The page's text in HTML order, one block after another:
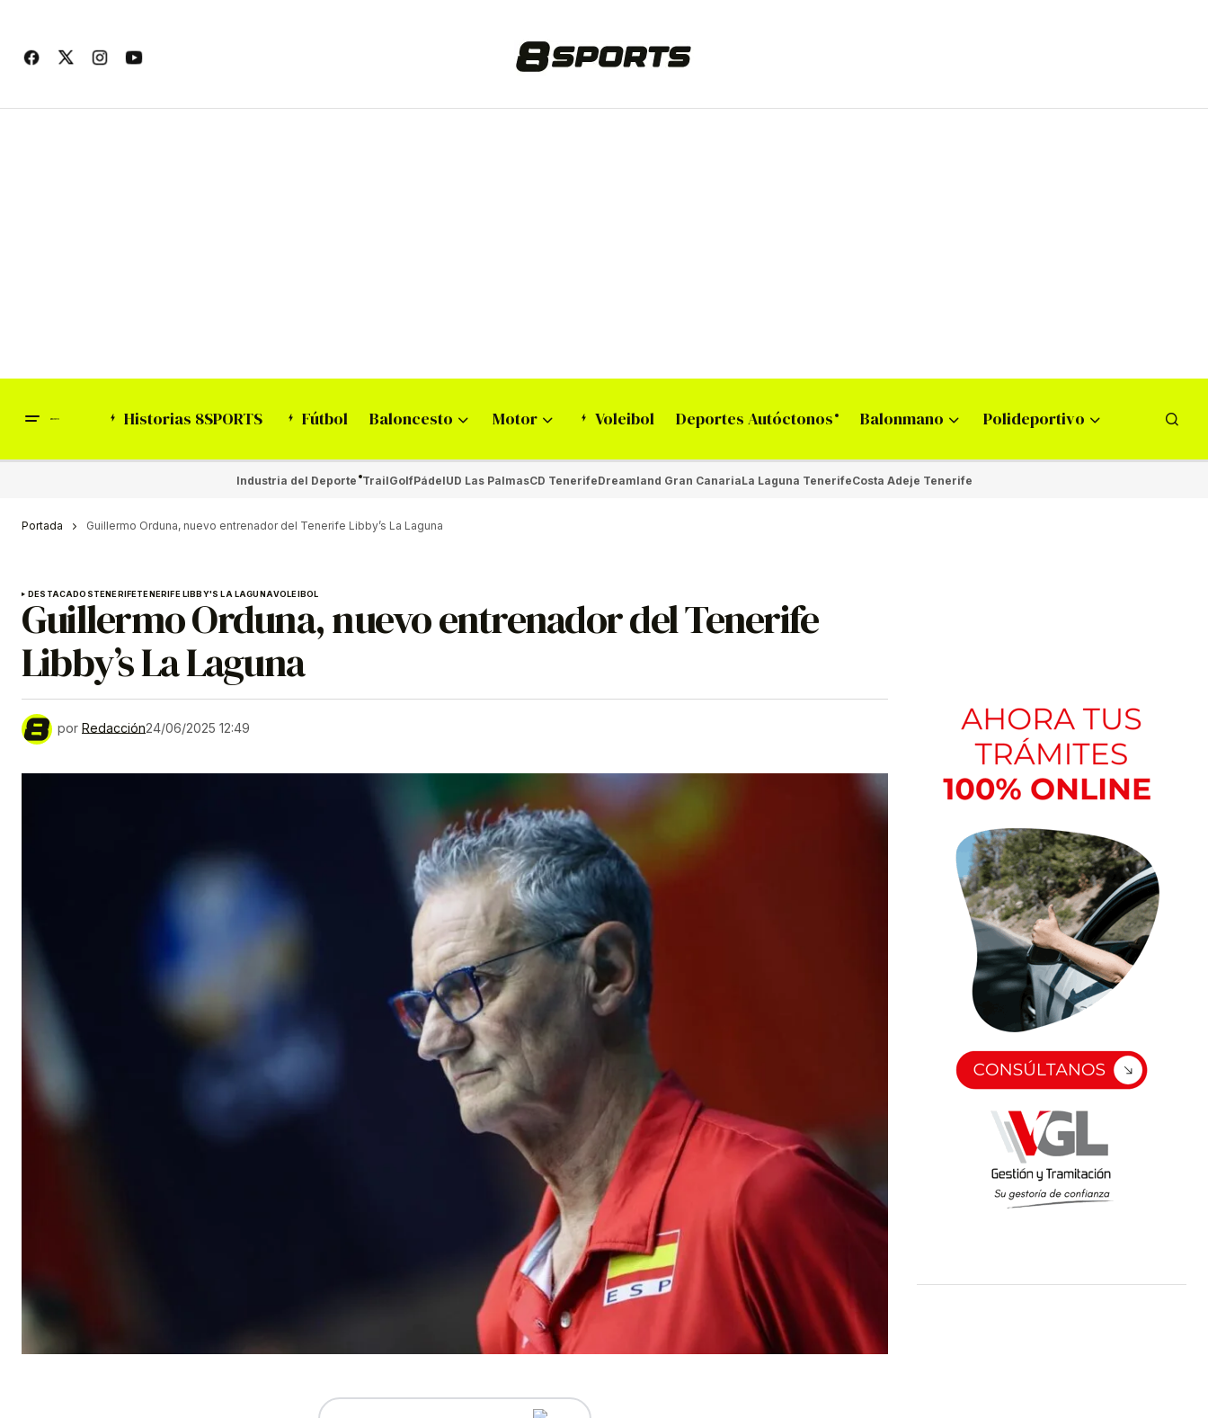
Historias 8SPORTS Fútbol Baloncesto Motor Voleibol Deportes Autóctonos Balonmano Polideportivo
Industria del Deporte TrailGolfPádelUD Las PalmasCD TenerifeDreamland Gran CanariaLa Laguna TenerifeCosta Adeje Tenerife
Portada Guillermo Orduna, nuevo entrenador del Tenerife Libby’s La Laguna
DESTACADOSTENERIFETENERIFE LIBBY'S LA LAGUNAVOLEIBOL
Guillermo Orduna, nuevo entrenador del Tenerife
Libby’s La Laguna
por Redacción24/06/2025 12:49